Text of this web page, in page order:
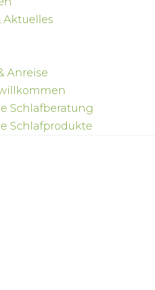
Aktuelles
Anreise
Schlafberatung
Schlafprodukte